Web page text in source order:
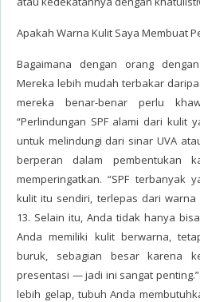
Apakah Warna Kulit Saya Membuat
Bagaimana dengan orang
Mereka lebih mudah terbakar
mereka benar-benar perlu
“Perlindungan SPF alami dari kulit
untuk melindungi dari sinar UVA
berperan dalam pembentukan
memperingatkan. “SPF terbanyak
kulit itu sendiri, terlepas dari warna
13. Selain itu, Anda tidak hanya
Anda memiliki kulit berwarna,
buruk, sebagian besar karena
presentasi — jadi ini sangat
lebih gelap, tubuh Anda